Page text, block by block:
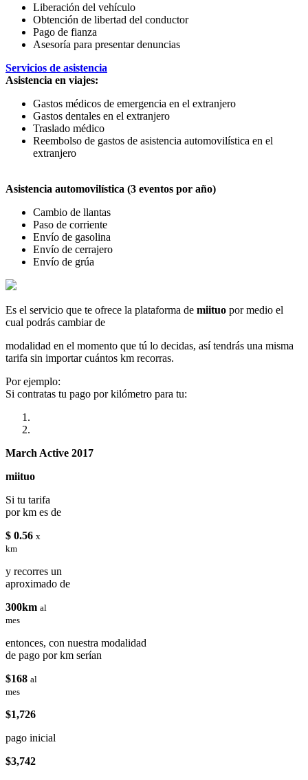
Liberación del vehículo
Obtención de libertad del conductor
Pago de fianza
Asesoría para presentar denuncias
Servicios de asistencia
Asistencia en viajes:
Gastos médicos de emergencia en el extranjero
Gastos dentales en el extranjero
Traslado médico
Reembolso de gastos de asistencia automovilística en el
extranjero
Asistencia automovilística (3 eventos por año)
Cambio de llantas
Paso de corriente
Envío de gasolina
Envío de cerrajero
Envío de grúa
Es el servicio que te ofrece la plataforma de miituo por medio el
cual podrás cambiar de
modalidad en el momento que tú lo decidas, así tendrás una misma
tarifa sin importar cuántos km recorras.
Por ejemplo:
Si contratas tu pago por kilómetro para tu:
March Active 2017
miituo
Si tu tarifa
por km es de
$ 0.56 x
km
y recorres un
aproximado de
300km al
mes
entonces, con nuestra modalidad
de pago por km serían
$168 al
mes
$1,726
pago inicial
$3,742